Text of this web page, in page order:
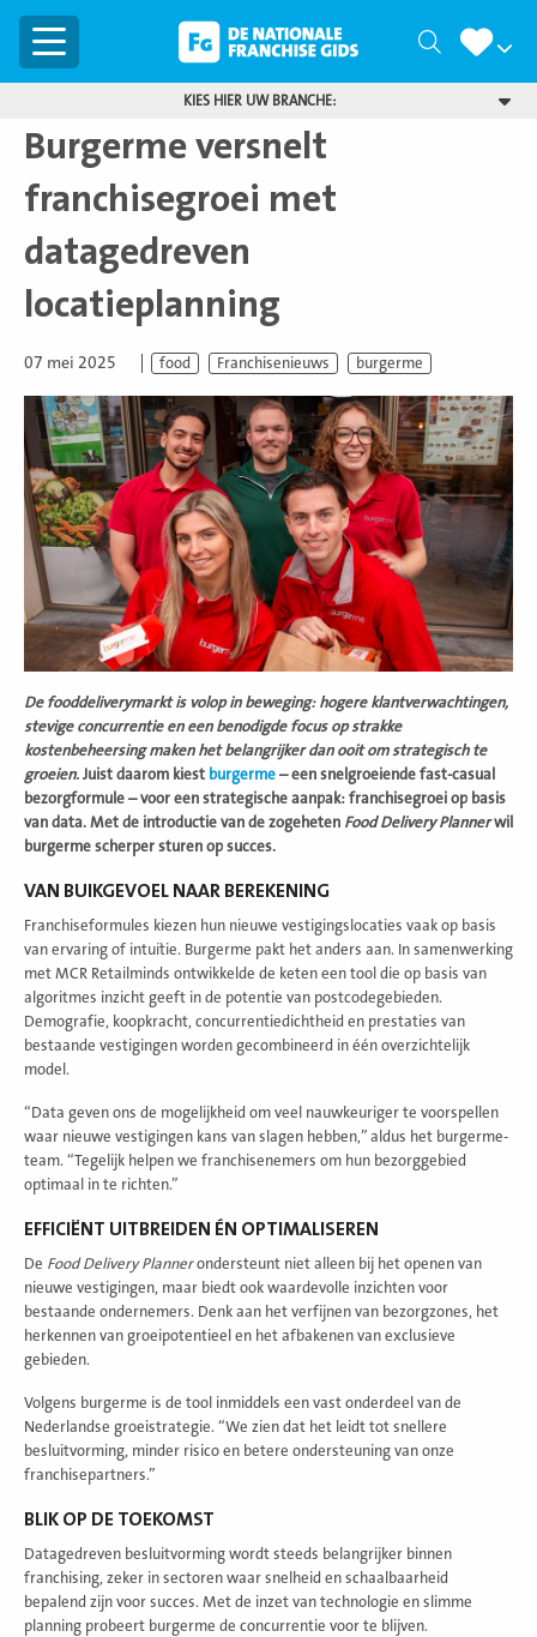
Menu Zoeken
KIES HIER UW BRANCHE:
Burgerme versnelt
franchisegroei met
datagedreven
locatieplanning
07 mei 2025 food Franchisenieuws burgerme
De fooddeliverymarkt is volop in beweging: hogere klantverwachtingen,
stevige concurrentie en een benodigde focus op strakke
kostenbeheersingmaken het belangrijker dan ooit om strategisch te
groeien. Juist daarom kiest burgerme – een snelgroeiende fast-casual
bezorgformule – voor een strategische aanpak: franchisegroei op basis
van data. Met de introductie van de zogeheten Food Delivery Plannerwil
burgerme scherper sturen op succes.
VAN BUIKGEVOEL NAAR BEREKENING
Franchiseformules kiezen hun nieuwe vestigingslocaties vaak op basis
van ervaring of intuïtie. Burgerme pakt het anders aan. In samenwerking
met MCR Retailminds ontwikkelde de keten een tool die op basis van
algoritmes inzicht geeft in de potentie van postcodegebieden.
Demografie, koopkracht, concurrentiedichtheid en prestaties van
bestaande vestigingen worden gecombineerd in één overzichtelijk
model.
“Data geven ons de mogelijkheid om veel nauwkeuriger te voorspellen
waar nieuwe vestigingen kans van slagen hebben,” aldus het burgerme-
team. “Tegelijk helpen we franchisenemers om hun bezorggebied
optimaal in te richten.”
EFFICIËNT UITBREIDEN ÉN OPTIMALISEREN
De Food Delivery Plannerondersteunt niet alleen bij het openen van
nieuwe vestigingen, maar biedt ook waardevolle inzichten voor
bestaande ondernemers. Denk aan het verfijnen van bezorgzones, het
herkennen van groeipotentieel en het afbakenen van exclusieve
gebieden.
Volgens burgerme is de tool inmiddels een vast onderdeel van de
Nederlandse groeistrategie. “We zien dat het leidt tot snellere
besluitvorming, minder risico en betere ondersteuning van onze
franchisepartners.”
BLIK OP DE TOEKOMST
Datagedreven besluitvorming wordt steeds belangrijker binnen
franchising, zeker in sectoren waar snelheid en schaalbaarheid
bepalend zijn voor succes. Met de inzet van technologie en slimme
planning probeert burgerme de concurrentie voor te blijven.